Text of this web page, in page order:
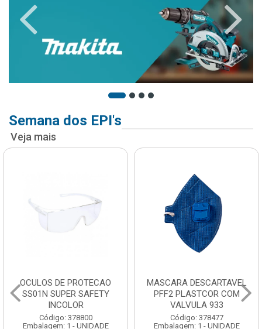
Semana dos EPI's
Veja mais
OCULOS DE PROTECAO
SS01N SUPER SAFETY
INCOLOR
Código: 378800
Embalagem: 1 - UNIDADE
MASCARA DESCARTAVEL
PFF2 PLASTCOR COM
VALVULA 933
Código: 378477
Embalagem: 1 - UNIDADE